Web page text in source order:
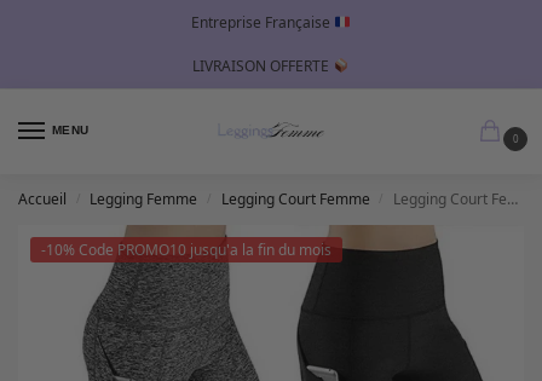
Entreprise Française
LIVRAISON OFFERTE
MENU
0
Accueil Legging Femme Legging Court Femme Legging Court Femme avec Poche
-10% Code PROMO10 jusqu'a la fin du mois